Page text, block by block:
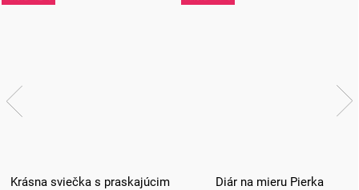
Krásna sviečka s praskajúcim
Diár na mieru Pierka